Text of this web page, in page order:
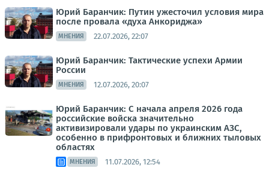
Юрий Баранчик: Путин ужесточил условия мира
после провала «духа Анкориджа»
МНЕНИЯ 22.07.2026, 22:07
Юрий Баранчик: Тактические успехи Армии
России
МНЕНИЯ 12.07.2026, 20:07
Юрий Баранчик: С начала апреля 2026 года
российские войска значительно
активизировали удары по украинским АЗС,
особенно в прифронтовых и ближних тыловых
областях
МНЕНИЯ 11.07.2026, 12:54